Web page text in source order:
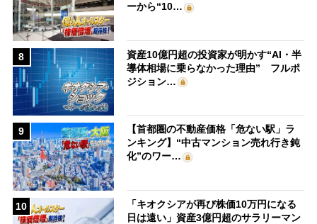
ーから“10…
8
資産10億円超の投資家が明かす“AI・半
導体相場に乗らなかった理由” フルポ
ジション…
9
【首都圏の不動産価格「危ない駅」ラ
ンキング】“中古マンション売れ行き鈍
化”のワー…
10
「キオクシアが再び株価10万円になる
日は遠い」資産3億円超のサラリーマン